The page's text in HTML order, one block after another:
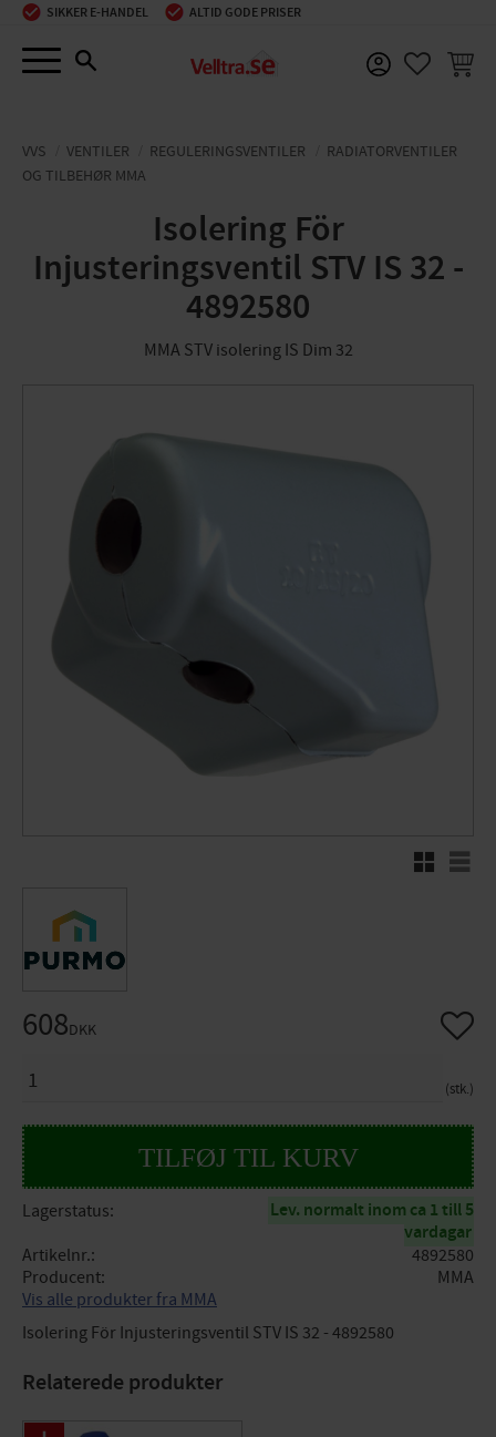
Menu
SIKKER E-HANDEL ALTID GODE PRISER
VVS VENTILER REGULERINGSVENTILER
RADIATORVENTILER
OG TILBEHØR MMA
Isolering För
Injusteringsventil STV IS 32 -
4892580
MMA STV isolering IS Dim 32
RutenettListe
608DKK
stk.
Gem
Lagerstatus
Lev. normalt inom ca 1 till 5
vardagar
Artikelnr.
4892580
Producent
MMA
Vis alle produkter fra MMA
Isolering För Injusteringsventil STV IS 32 - 4892580
Relaterede produkter